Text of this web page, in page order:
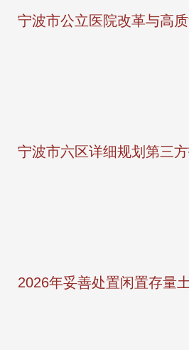
宁波市公立医院改革与高
宁波市六区详细规划第三
2026年妥善处置闲置存量